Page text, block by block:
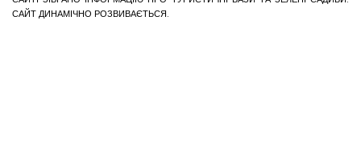
САЙТ ДИНАМІЧНО РОЗВИВАЄТЬСЯ.